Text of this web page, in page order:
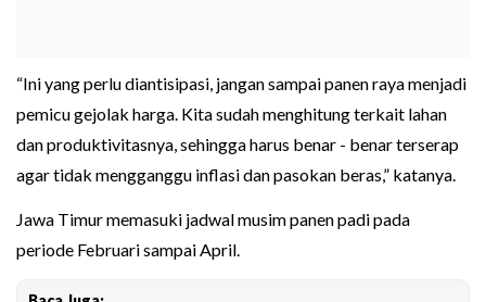
“Ini yang perlu diantisipasi, jangan sampai panen raya menjadi
pemicu gejolak harga. Kita sudah menghitung terkait lahan
dan produktivitasnya, sehingga harus benar - benar terserap
agar tidak mengganggu inflasi dan pasokan beras,” katanya.
Jawa Timur memasuki jadwal musim panen padi pada
periode Februari sampai April.